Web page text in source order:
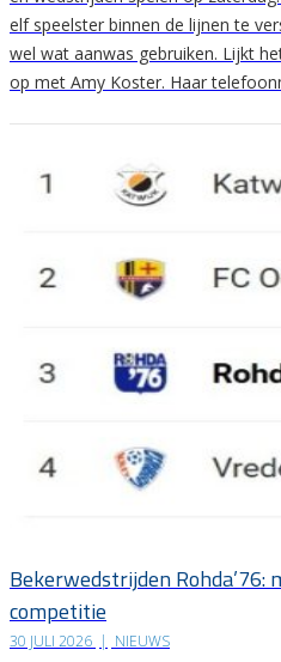
elf speelster binnen de lijnen te
wel wat aanwas gebruiken. Lijkt
op met Amy Koster. Haar
Bekerwedstrijden Rohda’76:
competitie
30 JULI 2026 | NIEUWS